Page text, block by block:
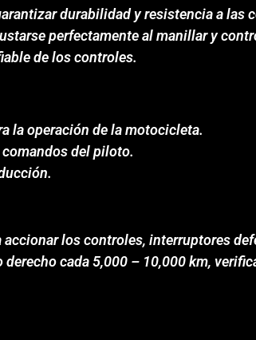
durabilidad y resistencia a las
perfectamente al manillar y
de los controles.
la operación de la motocicleta.
del piloto.
los controles, interruptores
cada 5,000 – 10,000 km,